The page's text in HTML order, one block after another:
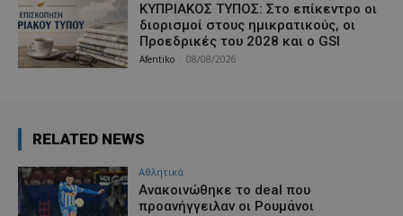
ΚΥΠΡΙΑΚΟΣ ΤΥΠΟΣ: Στο επίκεντρο οι
διορισμοί στους ημικρατικούς, οι
Προεδρικές του 2028 και ο GSI
Afentiko 08/08/2026
RELATED NEWS
Αθλητικά
Aνακοινώθηκε το deal που
προανήγγειλαν οι Ρουμάνοι